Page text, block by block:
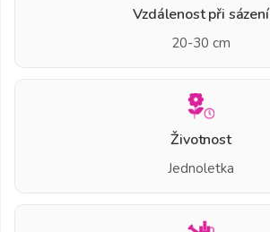
Vzdálenost při sázení
20-30 cm
Životnost
Jednoletka